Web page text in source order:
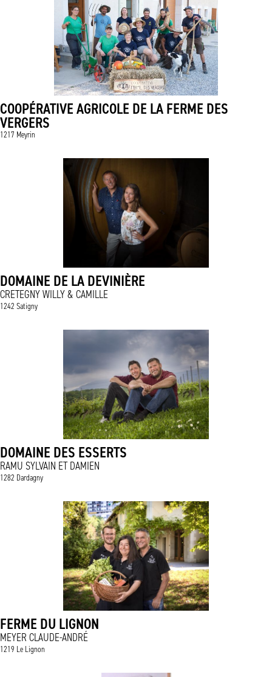
COOPÉRATIVE AGRICOLE DE LA FERME DES
VERGERS
1217 Meyrin
DOMAINE DE LA DEVINIÈRE
CRETEGNY WILLY & CAMILLE
1242 Satigny
DOMAINE DES ESSERTS
RAMU SYLVAIN ET DAMIEN
1282 Dardagny
FERME DU LIGNON
MEYER CLAUDE-ANDRÉ
1219 Le Lignon